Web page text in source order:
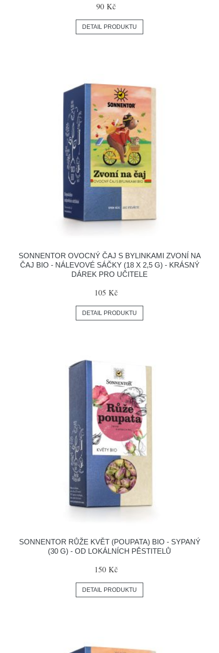
90 Kč
DETAIL PRODUKTU
SONNENTOR OVOCNÝ ČAJ S BYLINKAMI ZVONÍ NA
ČAJ BIO - NÁLEVOVÉ SÁČKY (18 X 2,5 G) - KRÁSNÝ
DÁREK PRO UČITELE
105 Kč
DETAIL PRODUKTU
SONNENTOR RŮŽE KVĚT (POUPATA) BIO - SYPANÝ
(30 G) - OD LOKÁLNÍCH PĚSTITELŮ
150 Kč
DETAIL PRODUKTU